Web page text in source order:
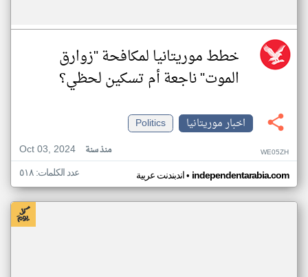
خطط موريتانيا لمكافحة "زوارق
الموت" ناجعة أم تسكين لحظي؟
اخبار موريتانيا
Politics
Oct 03, 2024
منذ سنة WE05ZH
اندبندنت عربية• independentarabia.com عدد الكلمات: ٥١٨